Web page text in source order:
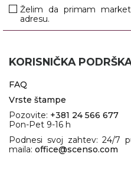
Želim da primam
adresu.
KORISNIČKA
FAQ
Vrste štampe
Pozovite: +381 24 566 677
Pon-Pet 9-16 h
Podnesi svoj zahtev: 24/7
maila: office@scenso.com